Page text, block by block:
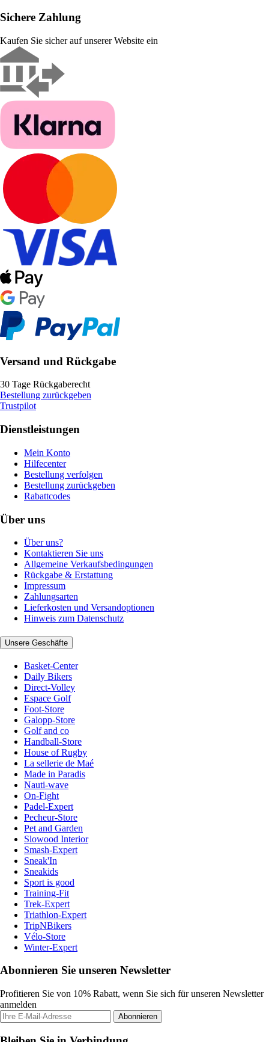
Sichere Zahlung
Kaufen Sie sicher auf unserer Website ein
Versand und Rückgabe
30 Tage Rückgaberecht
Bestellung zurückgeben
Trustpilot
Dienstleistungen
Mein Konto
Hilfecenter
Bestellung verfolgen
Bestellung zurückgeben
Rabattcodes
Über uns
Über uns?
Kontaktieren Sie uns
Allgemeine Verkaufsbedingungen
Rückgabe & Erstattung
Impressum
Zahlungsarten
Lieferkosten und Versandoptionen
Hinweis zum Datenschutz
Unsere Geschäfte
Basket-Center
Daily Bikers
Direct-Volley
Espace Golf
Foot-Store
Galopp-Store
Golf and co
Handball-Store
House of Rugby
La sellerie de Maé
Made in Paradis
Nauti-wave
On-Fight
Padel-Expert
Pecheur-Store
Pet and Garden
Slowood Interior
Smash-Expert
Sneak'In
Sneakids
Sport is good
Training-Fit
Trek-Expert
Triathlon-Expert
TripNBikers
Vélo-Store
Winter-Expert
Abonnieren Sie unseren Newsletter
Profitieren Sie von 10% Rabatt, wenn Sie sich für unseren Newsletter
anmelden
Abonnieren